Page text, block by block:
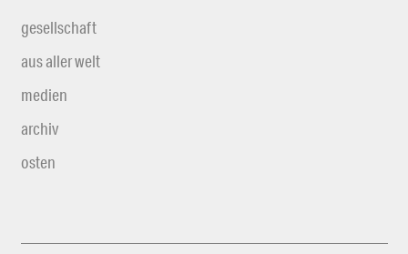
gesellschaft
aus aller welt
medien
archiv
osten